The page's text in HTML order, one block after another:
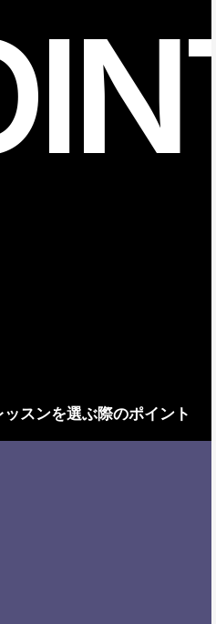
スンを選ぶ際のポイント